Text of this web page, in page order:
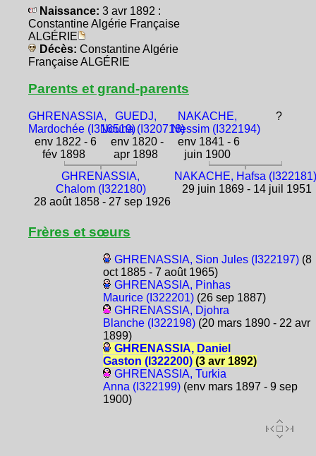
Naissance: 3 avr 1892 :
Constantine Algérie Française
ALGÉRIE
Décès: Constantine Algérie
Française ALGÉRIE
Parents et grand-parents
GHRENASSIA,
Mardochée (I316519)
env 1822 - 6
fév 1898
GUEDJ,
Nouna (I320718)
env 1820 -
apr 1898
NAKACHE,
Nessim (I322194)
env 1841 - 6
juin 1900
?
GHRENASSIA,
Chalom (I322180)
28 août 1858 - 27 sep 1926
NAKACHE, Hafsa (I322181)
29 juin 1869 - 14 juil 1951
Frères et sœurs
GHRENASSIA, Sion Jules (I322197)(8
oct 1885 - 7 août 1965)
GHRENASSIA, Pinhas
Maurice (I322201)(26 sep 1887)
GHRENASSIA, Djohra
Blanche (I322198)(20 mars 1890 - 22 avr
1899)
GHRENASSIA, Daniel
Gaston (I322200)(3 avr 1892)
GHRENASSIA, Turkia
Anna (I322199)(env mars 1897 - 9 sep
1900)